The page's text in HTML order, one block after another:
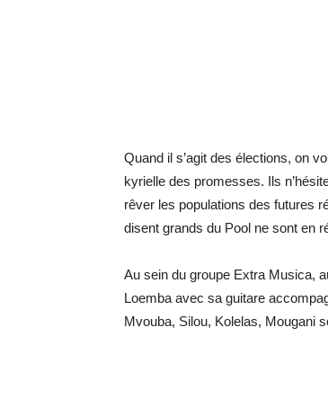
Quand il s’agit des élections, on
kyrielle des promesses. Ils
rêver les populations des futures
disent grands du Pool ne sont en
Au sein du groupe Extra Musica,
Loemba avec sa guitare
Mvouba, Silou, Kolelas, Mougani